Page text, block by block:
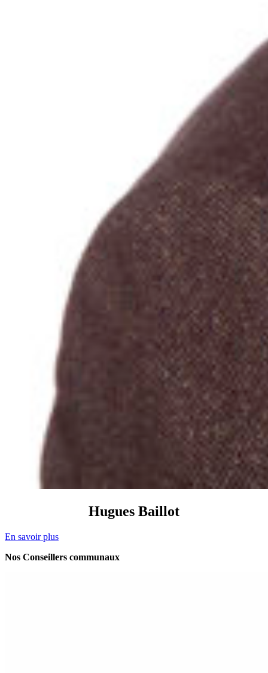
Hugues Baillot
En savoir plus
Nos Conseillers communaux